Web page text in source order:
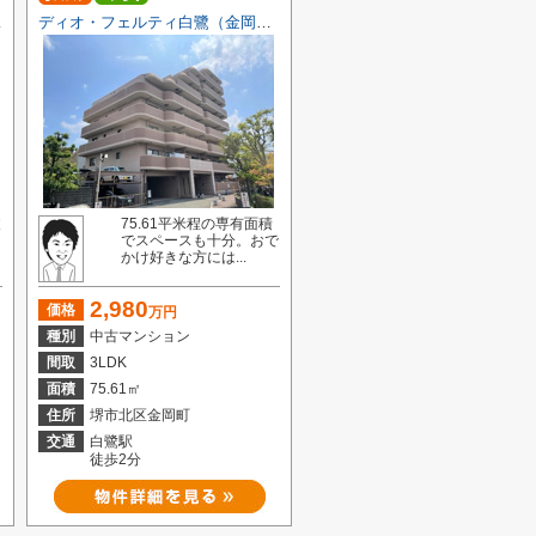
） ディオ・フェルティ白鷺（金岡南小学校）
75.61平米程の専有面積
でスペースも十分。おで
かけ好きな方には...
価格 2,980万円
種別
中古マンション
間取
3LDK
面積
75.61㎡
住所
堺市北区金岡町
交通
白鷺駅
徒歩2分